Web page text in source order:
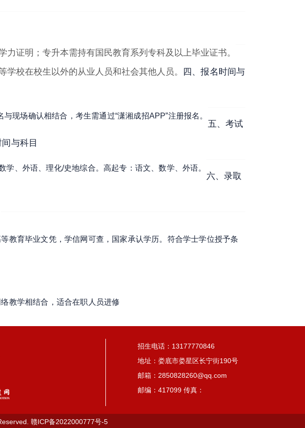
力证明；专升本需持有国民教育系列专科及以上毕业证书。
学校在校生以外的从业人员和社会其他人员 。
四、报名时间与
与现场确认相结合，考生需通过“潇湘成招APP”注册报名 。
五、考试
间与科目
学、外语、理化/史地综合。高起专：语文、数学、外语。
六、录取
教育毕业文凭，学信网可查，国家承认学历。符合学士学位授予条
教学相结合，适合在职人员进修
招生电话：13177770846
地址：娄底市娄星区长宁街190号
邮箱：2850828260@qq.com
邮编：417099 传真：
赣ICP备2022000777号-5